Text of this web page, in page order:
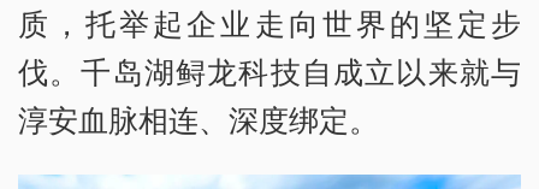
质，托举起企业走向世界的坚定步
伐。千岛湖鲟龙科技自成立以来就与
淳安血脉相连、深度绑定。